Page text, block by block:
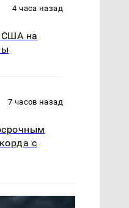
4 часа назад
США на
7 часов назад
с